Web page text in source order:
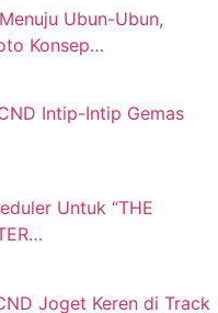
Ubun-Ubun,
Konsep…
Intip-Intip Gemas
Untuk “THE
Joget Keren di Track